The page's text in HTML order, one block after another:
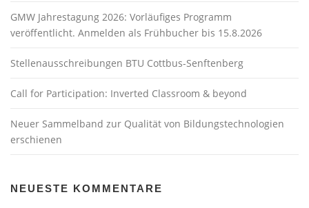
GMW Jahrestagung 2026: Vorläufiges Programm
veröffentlicht. Anmelden als Frühbucher bis 15.8.2026
Stellenausschreibungen BTU Cottbus-Senftenberg
Call for Participation: Inverted Classroom & beyond
Neuer Sammelband zur Qualität von Bildungstechnologien
erschienen
NEUESTE KOMMENTARE